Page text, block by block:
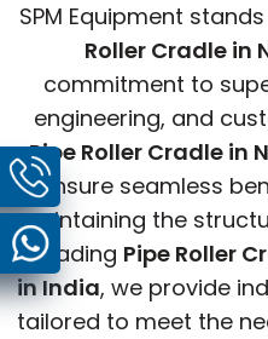
SPM Equipment
Roller Cradle in
commitment to
engineering, and
Pipe Roller Cradle in
ensure seamless
maintaining the
a leading Pipe Roller
in India, we provide
tailored to meet the